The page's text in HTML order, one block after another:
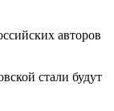
авторов
стали будут